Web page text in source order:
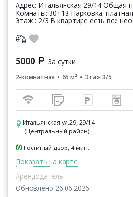
Адрес: Итальянская 29/14 Общая площадь: 65 м.
Комнаты: 30+18 Парковка: платная Кондиционер: 2
Этаж : 2/3 В квартире есть все необходимо для
5000 За сутки
2-комнатная 65 м² Этаж 3/5
Итальянская ул.29, 29/14
(Центральный район)
Гостиный двор, 4 мин.
Показать на карте
Арендодатель
Обновлено 26.06.2026